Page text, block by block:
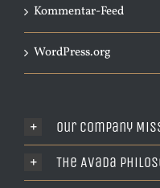
Kommentar-Feed
WordPress.org
Our Company
The Avada